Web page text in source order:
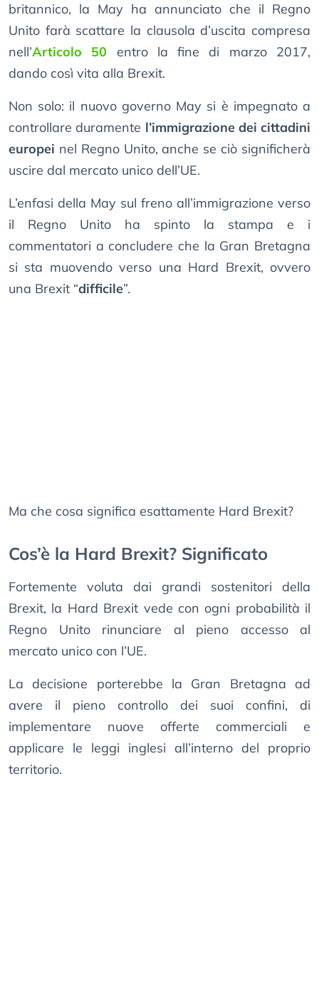
britannico, la May ha annunciato che il Regno
Unito farà scattare la clausola d’uscita compresa
nell’Articolo 50 entro la fine di marzo 2017,
dando così vita alla Brexit.
Non solo: il nuovo governo May si è impegnato a
controllare duramente l’immigrazione dei cittadini
europei nel Regno Unito, anche se ciò significherà
uscire dal mercato unico dell’UE.
L’enfasi della May sul freno all’immigrazione verso
il Regno Unito ha spinto la stampa e i
commentatori a concludere che la Gran Bretagna
si sta muovendo verso una Hard Brexit, ovvero
una Brexit “difficile”.
Ma che cosa significa esattamente Hard Brexit?
Cos’è la Hard Brexit? Significato
Fortemente voluta dai grandi sostenitori della
Brexit, la Hard Brexit vede con ogni probabilità il
Regno Unito rinunciare al pieno accesso al
mercato unico con l’UE.
La decisione porterebbe la Gran Bretagna ad
avere il pieno controllo dei suoi confini, di
implementare nuove offerte commerciali e
applicare le leggi inglesi all’interno del proprio
territorio.